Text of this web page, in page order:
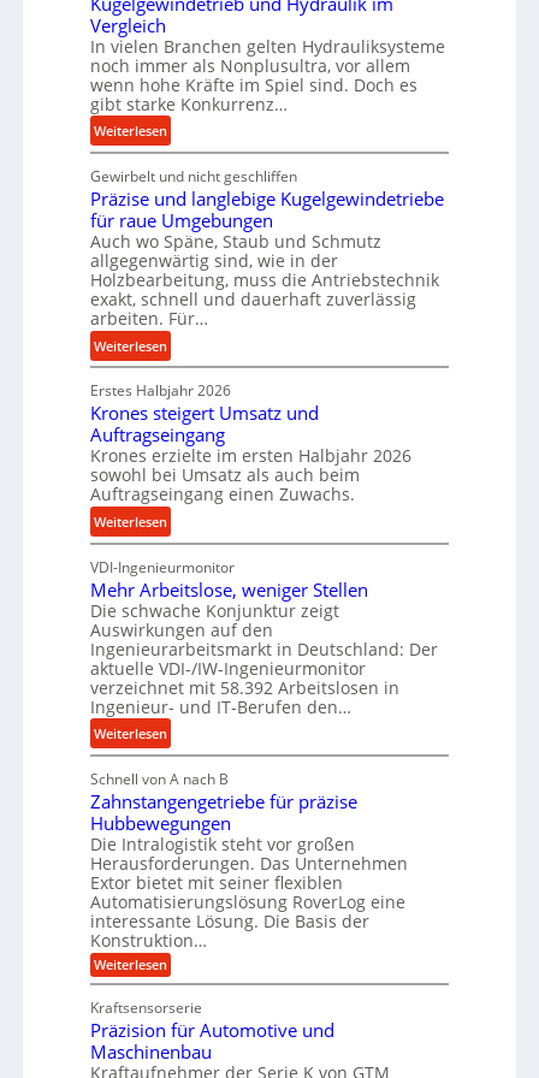
f
o
r
m
a
n
c
e
b
e
i
m
D
r
ü
c
p
r
o
z
e
s
s
Vergleich
In vielen Branchen gelten Hydrauliksysteme
noch immer als Nonplusultra, vor allem
wenn hohe Kräfte im Spiel sind. Doch es
gibt starke Konkurrenz…
Weiterlesen:
K
u
g
e
l
g
e
w
i
n
d
e
r
i
e
b
u
n
d
H
y
d
r
a
u
l
i
m
V
e
r
g
l
e
Gewirbelt und nicht geschliffen
Präzise und langlebige Kugelgewindetriebe
für raue Umgebungen
Auch wo Späne, Staub und Schmutz
allgegenwärtig sind, wie in der
Holzbearbeitung, muss die Antriebstechnik
exakt, schnell und dauerhaft zuverlässig
arbeiten. Für…
Weiterlesen:
P
r
ä
z
i
s
e
u
n
d
l
a
n
g
l
e
b
i
g
e
K
u
g
e
l
g
e
w
i
n
d
Erstes Halbjahr 2026
Krones steigert Umsatz und
Auftragseingang
Krones erzielte im ersten Halbjahr 2026
sowohl bei Umsatz als auch beim
Auftragseingang einen Zuwachs.
Weiterlesen:
K
r
o
n
e
s
s
t
e
i
g
e
r
t
U
m
s
a
t
z
n
d
A
VDI-Ingenieurmonitor
Mehr Arbeitslose, weniger Stellen
Die schwache Konjunktur zeigt
Auswirkungen auf den
Ingenieurarbeitsmarkt in Deutschland: Der
aktuelle VDI-/IW-Ingenieurmonitor
verzeichnet mit 58.392 Arbeitslosen in
Ingenieur- und IT-Berufen den…
Weiterlesen:
M
e
h
r
A
r
b
e
i
t
s
l
o
s
Schnell von A nach B
Zahnstangengetriebe für präzise
Hubbewegungen
Die Intralogistik steht vor großen
Herausforderungen. Das Unternehmen
Extor bietet mit seiner flexiblen
Automatisierungslösung RoverLog eine
interessante Lösung. Die Basis der
Konstruktion…
Weiterlesen:
Z
h
n
s
t
Kraftsensorserie
Präzision für Automotive und
Maschinenbau
Kraftaufnehmer der Serie K von GTM